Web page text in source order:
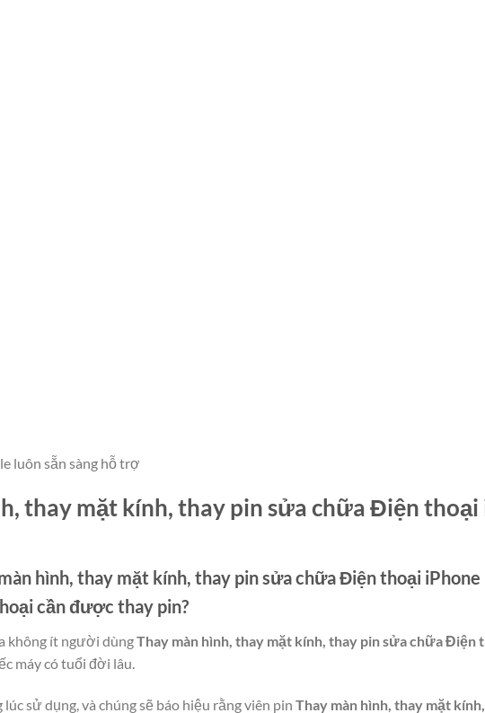
luôn sẵn sàng hỗ trợ
thay mặt kính, thay pin sửa chữa Điện thoại
hình, thay mặt kính, thay pin sửa chữa Điện thoại
cần được thay pin?
không ít người dùngThay màn hình, thay mặt kính, thay pin sửa chữa Điện
máy có tuổi đời lâu.
sử dụng, và chúng sẽ báo hiệu rằng viên pin Thay màn hình, thay mặt